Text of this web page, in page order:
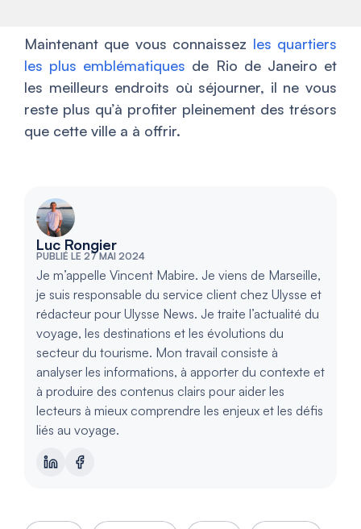
Maintenant que vous connaissez les quartiers
les plus emblématiques de Rio de Janeiro et
les meilleurs endroits où séjourner, il ne vous
reste plus qu’à profiter pleinement des trésors
que cette ville a à offrir.
Luc Rongier
PUBLIÉ LE 27 MAI 2024
Je m’appelle Vincent Mabire. Je viens de Marseille,
je suis responsable du service client chez Ulysse et
rédacteur pour Ulysse News. Je traite l’actualité du
voyage, les destinations et les évolutions du
secteur du tourisme. Mon travail consiste à
analyser les informations, à apporter du contexte et
à produire des contenus clairs pour aider les
lecteurs à mieux comprendre les enjeux et les défis
liés au voyage.